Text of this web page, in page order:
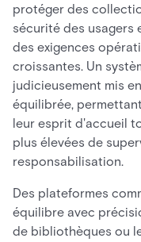
protéger des
sécurité des usagers
des exigences
croissantes. Un
judicieusement mis
équilibrée,
leur esprit d'accueil
plus élevées de
responsabilisation.
Des plateformes
équilibre avec
de bibliothèques ou